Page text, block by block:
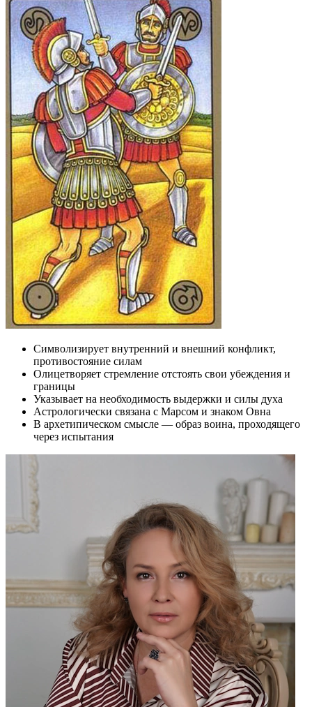
Символизирует внутренний и внешний конфликт,
противостояние силам
Олицетворяет стремление отстоять свои убеждения и
границы
Указывает на необходимость выдержки и силы духа
Астрологически связана с Марсом и знаком Овна
В архетипическом смысле — образ воина, проходящего
через испытания